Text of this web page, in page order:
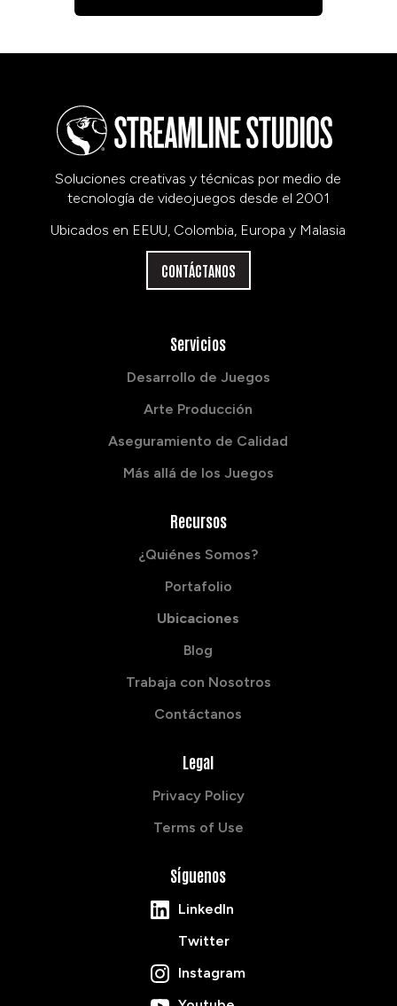
Soluciones creativas y técnicas por medio de
tecnología de videojuegos desde el 2001
Ubicados en EEUU, Colombia, Europa y Malasia
CONTÁCTANOS
Servicios
Desarrollo de Juegos
Arte Producción
Aseguramiento de Calidad
Más allá de los Juegos
Recursos
¿Quiénes Somos?
Portafolio
Ubicaciones
Blog
Trabaja con Nosotros
Contáctanos
Legal
Privacy Policy
Terms of Use
Síguenos
LinkedIn
Twitter
Instagram